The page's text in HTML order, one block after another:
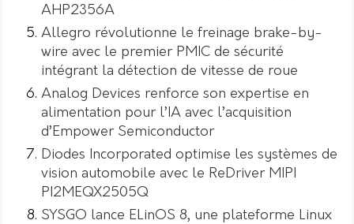
AHP2356A
Allegro révolutionne le freinage brake-by-
wire avec le premier PMIC de sécurité
intégrant la détection de vitesse de roue
Analog Devices renforce son expertise en
alimentation pour l’IA avec l’acquisition
d’Empower Semiconductor
Diodes Incorporated optimise les systèmes de
vision automobile avec le ReDriver MIPI
PI2MEQX2505Q
SYSGO lance ELinOS 8, une plateforme Linux